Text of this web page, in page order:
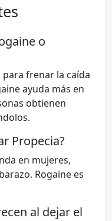
o
para frenar la caída
ayuda más en
obtienen
Propecia?
en mujeres,
Rogaine es
al dejar el